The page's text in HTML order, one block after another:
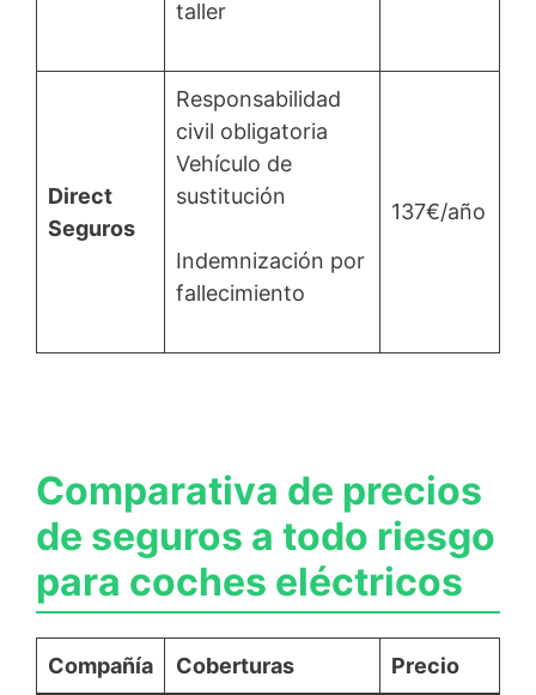
taller
Direct
Seguros
Responsabilidad
civil obligatoria
Vehículo de
sustitución
Indemnización por
fallecimiento
137€/año
Comparativa de precios
de seguros a todo riesgo
para coches eléctricos
Compañía Coberturas Precio